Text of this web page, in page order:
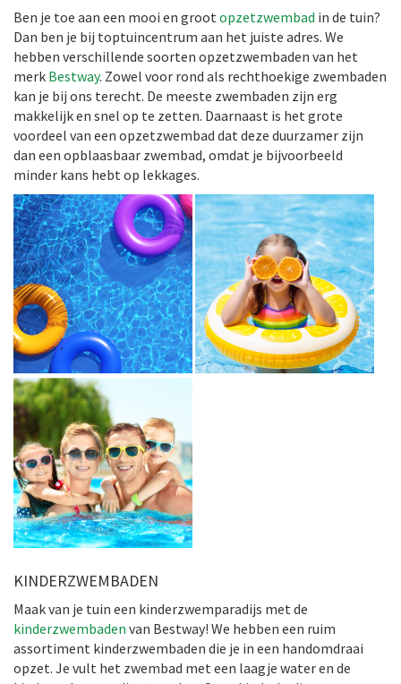
Ben je toe aan een mooi en groot opzetzwembad in de tuin?
Dan ben je bij toptuincentrum aan het juiste adres. We
hebben verschillende soorten opzetzwembaden van het
merk Bestway. Zowel voor rond als rechthoekige zwembaden
kan je bij ons terecht. De meeste zwembaden zijn erg
makkelijk en snel op te zetten. Daarnaast is het grote
voordeel van een opzetzwembad dat deze duurzamer zijn
dan een opblaasbaar zwembad, omdat je bijvoorbeeld
minder kans hebt op lekkages.
KINDERZWEMBADEN
Maak van je tuin een kinderzwemparadijs met de
kinderzwembaden van Bestway! We hebben een ruim
assortiment kinderzwembaden die je in een handomdraai
opzet. Je vult het zwembad met een laagje water en de